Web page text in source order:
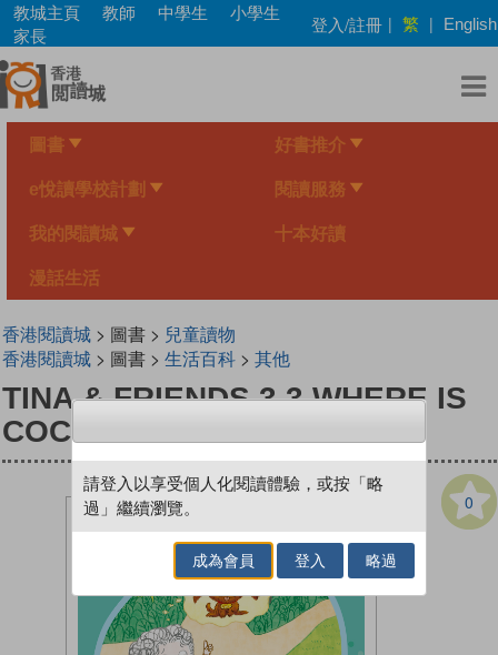
Skip
main
content
教城主頁 教師 中學生
小學生
家長
登入/註冊 | 繁 | English
圖書 好書推介
e悅讀學校計劃 閱讀服務
我的閱讀城 十本好讀
漫話生活
香港閱讀城> 圖書 > 兒童讀物
香港閱讀城> 圖書 > 生活百科> 其他
TINA & FRIENDS 3.3 WHERE IS
COCO?
0
請登入以享受個人化閱讀體驗，或按「略
過」繼續瀏覽。
成為會員 登入 略過